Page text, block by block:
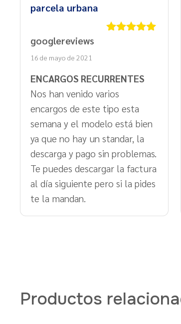
parcela urbana
googlereviews
16 de mayo de 2021
ENCARGOS RECURRENTES
Nos han venido varios
encargos de este tipo esta
semana y el modelo está bien
ya que no hay un standar, la
descarga y pago sin problemas.
Te puedes descargar la factura
al día siguiente pero si la pides
te la mandan.
Productos